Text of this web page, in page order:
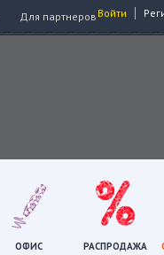
Для партнеров Войти |
ОФИС РАСПРОДАЖА